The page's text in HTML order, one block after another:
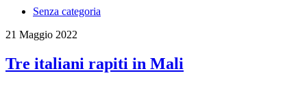
Senza categoria
21 Maggio 2022
Tre italiani rapiti in Mali